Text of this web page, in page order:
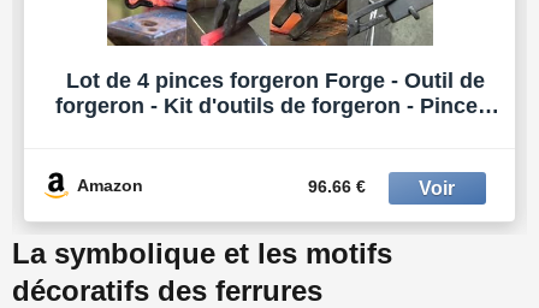
Lot de 4 pinces forgeron Forge - Outil de
forgeron - Kit d'outils de forgeron - Pince à
Amazon 96.66 €
La symbolique et les motifs
décoratifs des ferrures